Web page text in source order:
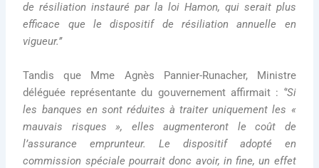
de résiliation instauré par la loi Hamon, qui serait plus
efficace que le dispositif de résiliation annuelle en
vigueur.’’
Tandis que Mme Agnès Pannier-Runacher, Ministre
déléguée représentante du gouvernement affirmait : ‘’Si
les banques en sont réduites à traiter uniquement les «
mauvais risques », elles augmenteront le coût de
l’assurance emprunteur. Le dispositif adopté en
commission spéciale pourrait donc avoir, in fine, un effet